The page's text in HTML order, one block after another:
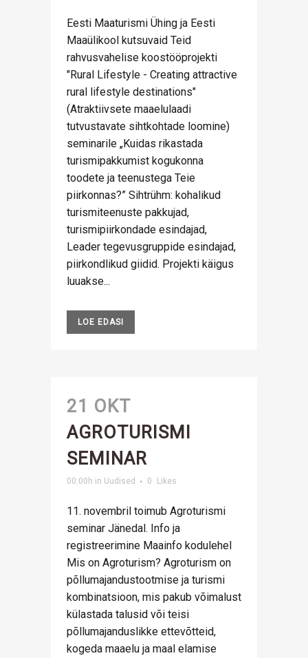
Eesti Maaturismi Ühing ja Eesti
Maaülikool kutsuvaid Teid
rahvusvahelise koostööprojekti
"Rural Lifestyle - Creating attractive
rural lifestyle destinations"
(Atraktiivsete maaelulaadi
tutvustavate sihtkohtade loomine)
seminarile „Kuidas rikastada
turismipakkumist kogukonna
toodete ja teenustega Teie
piirkonnas?” Sihtrühm: kohalikud
turismiteenuste pakkujad,
turismipiirkondade esindajad,
Leader tegevusgruppide esindajad,
piirkondlikud giidid. Projekti käigus
luuakse...
LOE EDASI
21 OKT
AGROTURISMI
SEMINAR
00:00h in Uudised 0 Likes
11. novembril toimub Agroturismi
seminar Jänedal. Info ja
registreerimine Maainfo kodulehel
Mis on Agroturism? Agroturism on
põllumajandustootmise ja turismi
kombinatsioon, mis pakub võimalust
külastada talusid või teisi
põllumajanduslikke ettevõtteid,
kogeda maaelu ja maal elamise